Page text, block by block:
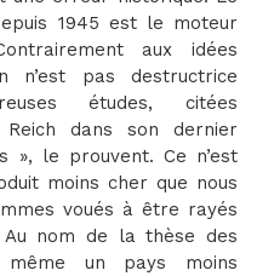
1945 est le moteur
aux idées
n’est pas destructrice
études, citées
dans son dernier
», le prouvent. Ce n’est
moins cher que nous
voués à être rayés
nom de la thèse des
même un pays moins